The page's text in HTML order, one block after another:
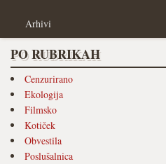
Arhivi
PO RUBRIKAH
Cenzurirano
Ekologija
Filmsko
Kotiček
Obvestila
Poslušalnica